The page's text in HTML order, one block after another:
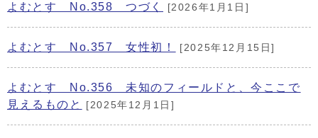
よむとす No.358 つづく [2026年1月1日]
よむとす No.357 女性初！ [2025年12月15日]
よむとす No.356 未知のフィールドと、今ここで
見えるものと
[2025年12月1日]